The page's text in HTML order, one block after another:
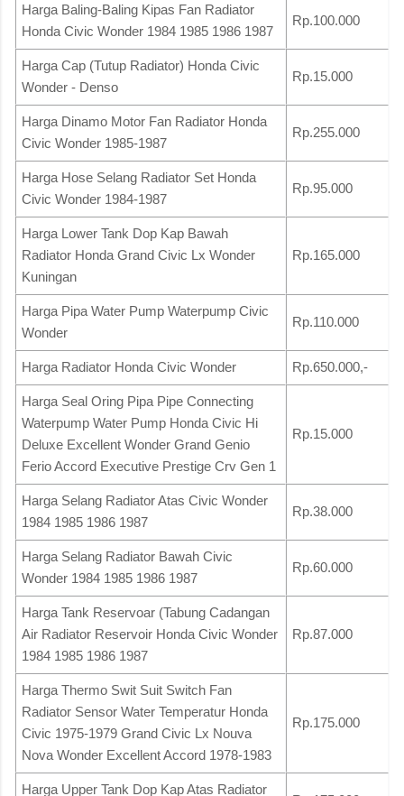
Harga Baling-Baling Kipas Fan Radiator
Honda Civic Wonder 1984 1985 1986 1987
Rp.100.000
Harga Cap (Tutup Radiator) Honda Civic
Wonder - Denso
Rp.15.000
Harga Dinamo Motor Fan Radiator Honda
Civic Wonder 1985-1987
Rp.255.000
Harga Hose Selang Radiator Set Honda
Civic Wonder 1984-1987
Rp.95.000
Harga Lower Tank Dop Kap Bawah
Radiator Honda Grand Civic Lx Wonder
Kuningan
Rp.165.000
Harga Pipa Water Pump Waterpump Civic
Wonder
Rp.110.000
Harga Radiator Honda Civic Wonder Rp.650.000,-
Harga Seal Oring Pipa Pipe Connecting
Waterpump Water Pump Honda Civic Hi
Deluxe Excellent Wonder Grand Genio
Ferio Accord Executive Prestige Crv Gen 1
Rp.15.000
Harga Selang Radiator Atas Civic Wonder
1984 1985 1986 1987
Rp.38.000
Harga Selang Radiator Bawah Civic
Wonder 1984 1985 1986 1987
Rp.60.000
Harga Tank Reservoar (Tabung Cadangan
Air Radiator Reservoir Honda Civic Wonder
1984 1985 1986 1987
Rp.87.000
Harga Thermo Swit Suit Switch Fan
Radiator Sensor Water Temperatur Honda
Civic 1975-1979 Grand Civic Lx Nouva
Nova Wonder Excellent Accord 1978-1983
Rp.175.000
Harga Upper Tank Dop Kap Atas Radiator